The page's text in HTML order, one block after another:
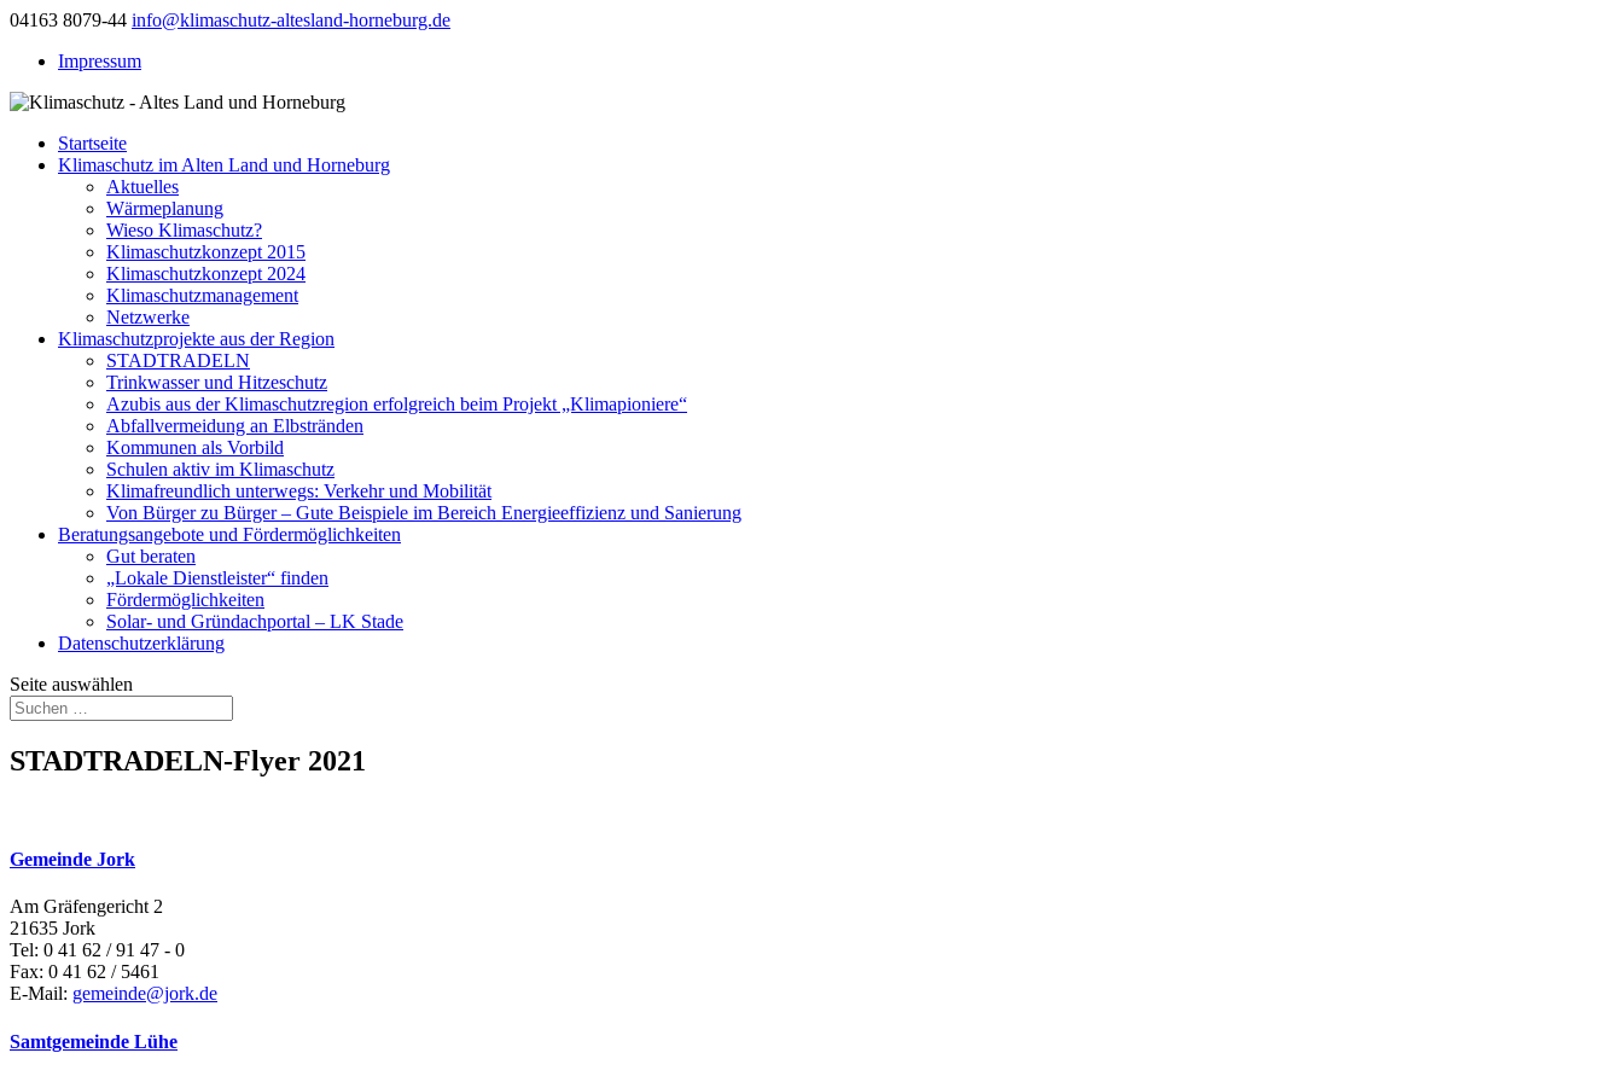
04163 8079-44 info@klimaschutz-altesland-horneburg.de
Impressum
Startseite
Klimaschutz im Alten Land und Horneburg
Aktuelles
Wärmeplanung
Wieso Klimaschutz?
Klimaschutzkonzept 2015
Klimaschutzkonzept 2024
Klimaschutzmanagement
Netzwerke
Klimaschutzprojekte aus der Region
STADTRADELN
Trinkwasser und Hitzeschutz
Azubis aus der Klimaschutzregion erfolgreich beim Projekt „Klimapioniere“
Abfallvermeidung an Elbstränden
Kommunen als Vorbild
Schulen aktiv im Klimaschutz
Klimafreundlich unterwegs: Verkehr und Mobilität
Von Bürger zu Bürger – Gute Beispiele im Bereich Energieeffizienz und Sanierung
Beratungsangebote und Fördermöglichkeiten
Gut beraten
„Lokale Dienstleister“ finden
Fördermöglichkeiten
Solar- und Gründachportal – LK Stade
Datenschutzerklärung
Seite auswählen
STADTRADELN-Flyer 2021
Gemeinde Jork
Am Gräfengericht 2
21635 Jork
Tel: 0 41 62 / 91 47 - 0
Fax: 0 41 62 / 5461
E-Mail: gemeinde@jork.de
Samtgemeinde Lühe